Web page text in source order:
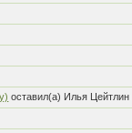
оставил(а) Илья Цейтлин